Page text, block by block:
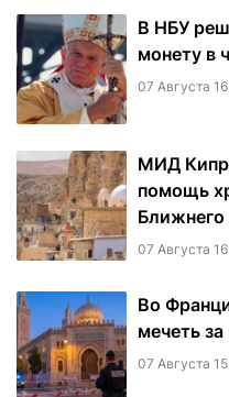
В НБУ
монету в
07 Августа
МИД
помощь
Ближнего
07 Августа
Во
мечеть
07 Августа